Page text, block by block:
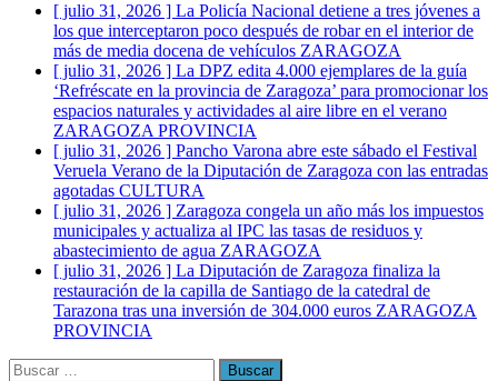
[ julio 31, 2026 ] La Policía Nacional detiene a tres jóvenes a
los que interceptaron poco después de robar en el interior de
más de media docena de vehículos ZARAGOZA
[ julio 31, 2026 ] La DPZ edita 4.000 ejemplares de la guía
‘Refréscate en la provincia de Zaragoza’ para promocionar los
espacios naturales y actividades al aire libre en el verano
ZARAGOZA PROVINCIA
[ julio 31, 2026 ] Pancho Varona abre este sábado el Festival
Veruela Verano de la Diputación de Zaragoza con las entradas
agotadas CULTURA
[ julio 31, 2026 ] Zaragoza congela un año más los impuestos
municipales y actualiza al IPC las tasas de residuos y
abastecimiento de agua ZARAGOZA
[ julio 31, 2026 ] La Diputación de Zaragoza finaliza la
restauración de la capilla de Santiago de la catedral de
Tarazona tras una inversión de 304.000 euros ZARAGOZA
PROVINCIA
Buscar: